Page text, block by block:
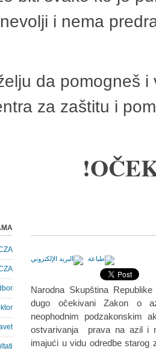
i nema
da pomogneš
za zaštitu i
Narodna Skupština
dugo očekivani Zakon o
neophodnim
ostvarivanja prava na azil i
imajući u vidu odredbe starog